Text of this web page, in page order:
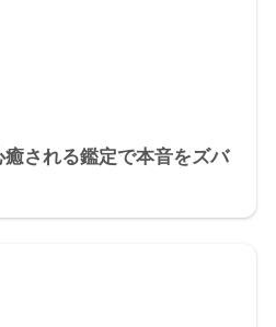
される鑑定で本音をズバ